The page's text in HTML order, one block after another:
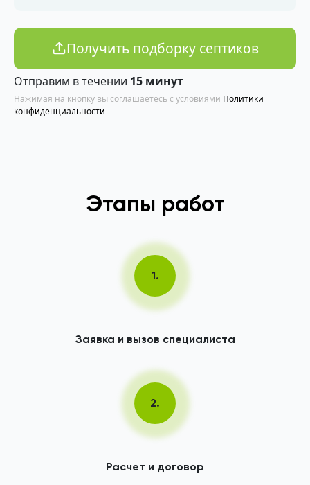
Получить подборку септиков
Отправим в течении 15 минут
Нажимая на кнопку вы соглашаетесь с условиями Политики
конфиденциальности
Этапы работ
1.
Заявка и вызов специалиста
2.
Расчет и договор